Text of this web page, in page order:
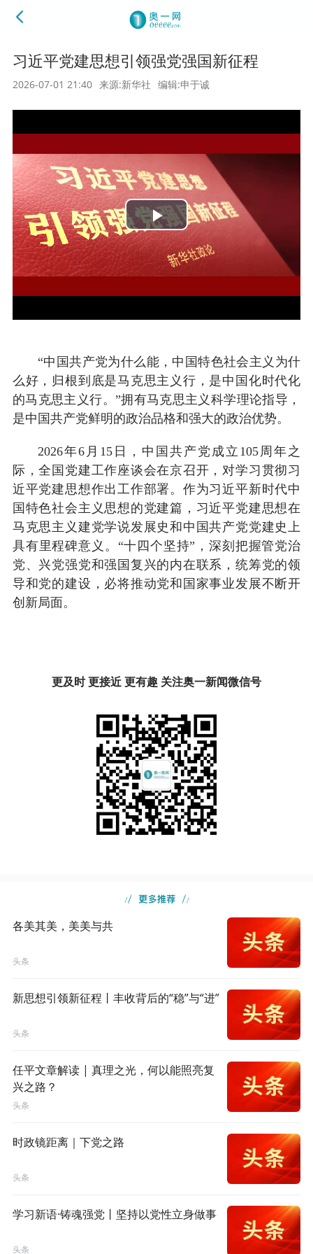
习近平党建思想引领强党强国新征程
2026-07-01 21:40 来源:新华社 编辑:申于诚
Play
Video
“中国共产党为什么能，中国特色社会主义为什
么好，归根到底是马克思主义行，是中国化时代化
的马克思主义行。”拥有马克思主义科学理论指导，
是中国共产党鲜明的政治品格和强大的政治优势。
2026年6月15日，中国共产党成立105周年之
际，全国党建工作座谈会在京召开，对学习贯彻习
近平党建思想作出工作部署。作为习近平新时代中
国特色社会主义思想的党建篇，习近平党建思想在
马克思主义建党学说发展史和中国共产党党建史上
具有里程碑意义。“十四个坚持”，深刻把握管党治
党、兴党强党和强国复兴的内在联系，统筹党的领
导和党的建设，必将推动党和国家事业发展不断开
创新局面。
更及时 更接近 更有趣 关注奥一新闻微信号
各美其美，美美与共
头条
新思想引领新征程丨丰收背后的“稳”与“进”
头条
任平文章解读 | 真理之光，何以能照亮复
兴之路？
头条
时政镜距离｜下党之路
头条
学习新语·铸魂强党丨坚持以党性立身做事
头条